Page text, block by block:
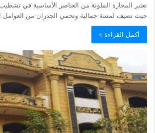
تعتبر المحارة الملونة من العناصر الأساسية في
حيث تضيف لمسة جمالية وتحمي الجدران من العوامل
أكمل القراءة »